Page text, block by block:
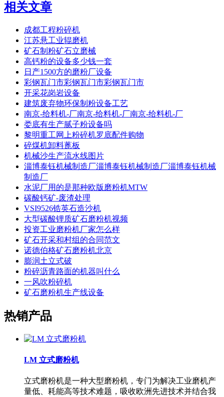
相关文章
成都工程粉碎机
江苏悬工业辊磨机
矿石制粉矿石立磨械
高钙粉的设备多少钱一套
日产1500方的磨粉厂设备
彩钢瓦门市彩钢瓦门市彩钢瓦门市
开采花岗岩设备
建筑废弃物环保制粉设备工艺
南京-给料机-厂南京-给料机-厂南京-给料机-厂
娄底有生产腻子粉设备吗
黎明重工网上粉碎机罗底配件购物
碎煤机卸料蓖板
机械沙生产流水线图片
淄博泰钰机械制造厂淄博泰钰机械制造厂淄博泰钰机械
制造厂
水泥厂用的是那种欧版磨粉机MTW
碳酸钙矿-废渣处理
VSI9526锆英石造沙机
大型碳酸锂质矿石磨粉机视频
投资工业磨粉机厂家怎么样
矿石开采和村组的合同范文
诺德伯格矿石磨粉机北京
膨润土立式破
粉碎沥青路面的机器叫什么
一风吹粉碎机
矿石磨粉机生产线设备
热销产品
LM 立式磨粉机
立式磨粉机是一种大型磨粉机，专门为解决工业磨机产
量低、耗能高等技术难题，吸收欧洲先进技术并结合我